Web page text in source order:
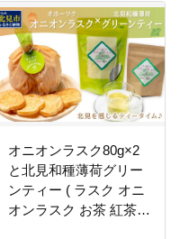
オニオンラスク80g×2
と北見和種薄荷グリー
ンティー ( ラスク オニ
オンラスク お茶 紅茶